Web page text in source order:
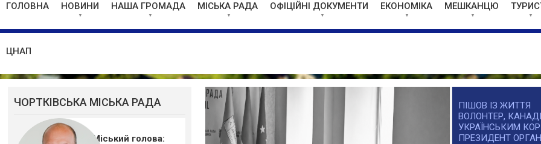
ГОЛОВНА НОВИНИ НАША ГРОМАДА МІСЬКА РАДА ОФІЦІЙНІ ДОКУМЕНТИ ЕКОНОМІКА МЕШКАНЦЮ
ЦНАП
ЧОРТКІВСЬКА МІСЬКА РАДА
Міський голова:
ПІШОВ ІЗ ЖИТТЯ
ВОЛОНТЕР,
УКРАЇНСЬКИМ
ПРЕЗИДЕНТ